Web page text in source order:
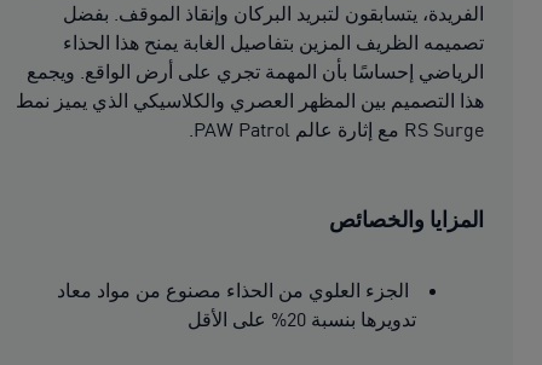
الفريدة، يتسابقون لتبريد البركان وإنقاذ الموقف. بفضل
تصميمه الظريف المزين بتفاصيل الغابة يمنح هذا الحذاء
الرياضي إحساسًا بأن المهمة تجري على أرض الواقع. ويجمع
هذا التصميم بين المظهر العصري والكلاسيكي الذي يميز نمط
RS Surge مع إثارة عالم PAW Patrol.
المزايا والخصائص
الجزء العلوي من الحذاء مصنوع من مواد معاد
تدويرها بنسبة 20% على الأقل